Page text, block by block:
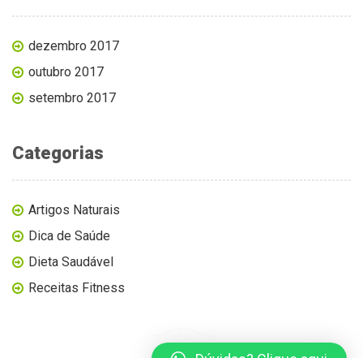
dezembro 2017
outubro 2017
setembro 2017
Categorias
Artigos Naturais
Dica de Saúde
Dieta Saudável
Receitas Fitness